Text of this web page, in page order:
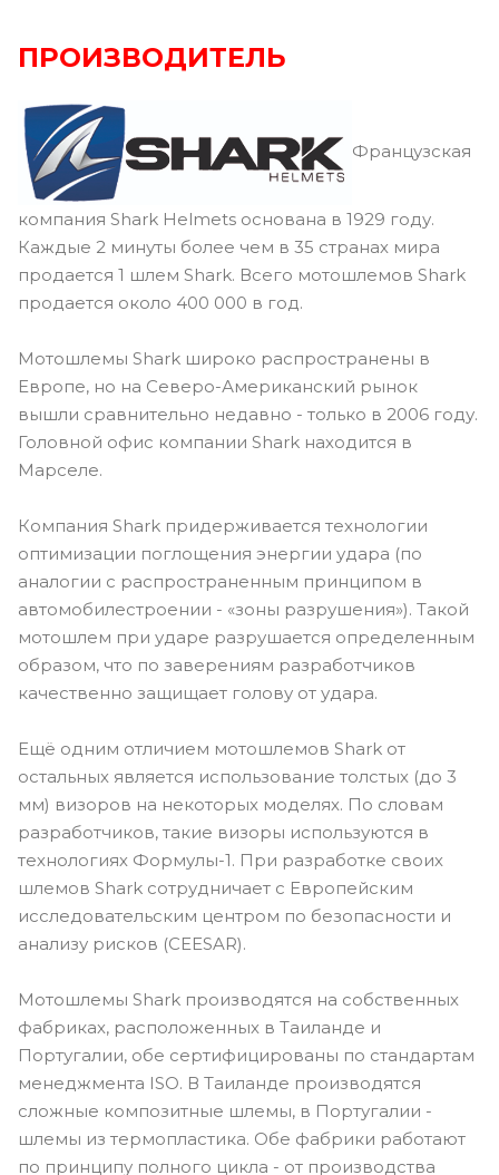
ПРОИЗВОДИТЕЛЬ
Французская
компания Shark Helmets основана в 1929 году.
Каждые 2 минуты более чем в 35 странах мира
продается 1 шлем Shark. Всего мотошлемов Shark
продается около 400 000 в год.
Мотошлемы Shark широко распространены в
Европе, но на Северо-Американский рынок
вышли сравнительно недавно - только в 2006 году.
Головной офис компании Shark находится в
Марселе.
Компания Shark придерживается технологии
оптимизации поглощения энергии удара (по
аналогии с распространенным принципом в
автомобилестроении - «зоны разрушения»). Такой
мотошлем при ударе разрушается определенным
образом, что по заверениям разработчиков
качественно защищает голову от удара.
Ещё одним отличием мотошлемов Shark от
остальных является использование толстых (до 3
мм) визоров на некоторых моделях. По словам
разработчиков, такие визоры используются в
технологиях Формулы-1. При разработке своих
шлемов Shark сотрудничает с Европейским
исследовательским центром по безопасности и
анализу рисков (CEESAR).
Мотошлемы Shark производятся на собственных
фабриках, расположенных в Таиланде и
Португалии, обе сертифицированы по стандартам
менеджмента ISO. В Таиланде производятся
сложные композитные шлемы, в Португалии -
шлемы из термопластика. Обе фабрики работают
по принципу полного цикла - от производства